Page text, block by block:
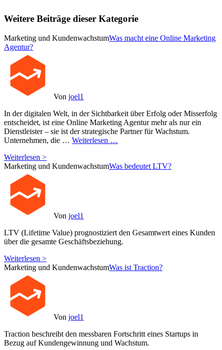
Weitere Beiträge dieser Kategorie
Marketing und KundenwachstumWas macht eine Online Marketing
Agentur?
Von joel1
In der digitalen Welt, in der Sichtbarkeit über Erfolg oder Misserfolg
entscheidet, ist eine Online Marketing Agentur mehr als nur ein
Dienstleister – sie ist der strategische Partner für Wachstum.
Unternehmen, die … Weiterlesen …
Weiterlesen >
Marketing und KundenwachstumWas bedeutet LTV?
Von joel1
LTV (Lifetime Value) prognostiziert den Gesamtwert eines Kunden
über die gesamte Geschäftsbeziehung.
Weiterlesen >
Marketing und KundenwachstumWas ist Traction?
Von joel1
Traction beschreibt den messbaren Fortschritt eines Startups in
Bezug auf Kundengewinnung und Wachstum.